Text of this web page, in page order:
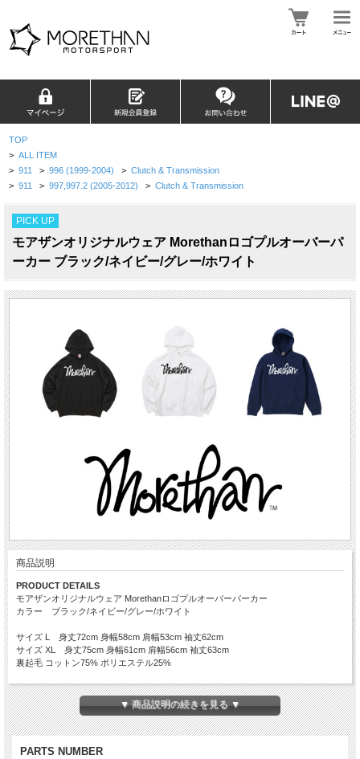
TOP
> ALL ITEM
> 911 > 996 (1999-2004) > Clutch & Transmission
> 911 > 997,997.2 (2005-2012) > Clutch & Transmission
PICK UP
モアザンオリジナルウェア Morethanロゴプルオーバーパ
ーカー ブラック/ネイビー/グレー/ホワイト
商品説明
PRODUCT DETAILS
モアザンオリジナルウェア Morethanロゴプルオーバーパーカー
カラー ブラック/ネイビー/グレー/ホワイト
サイズ L 身丈72cm 身幅58cm 肩幅53cm 袖丈62cm
サイズ XL 身丈75cm 身幅61cm 肩幅56cm 袖丈63cm
裏起毛 コットン75% ポリエステル25%
Morethan Apparel
▼ 商品説明の続きを見る ▼
PARTS NUMBER